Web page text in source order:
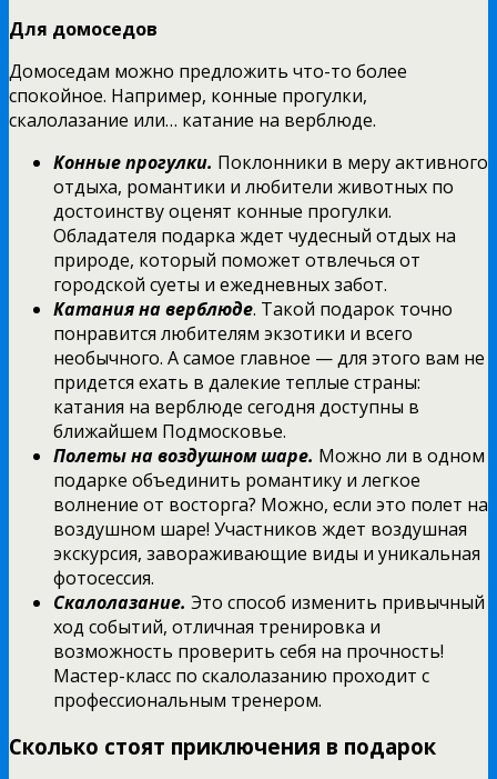
Для домоседов
Домоседам можно предложить что-то более
спокойное. Например, конные прогулки,
скалолазание или… катание на верблюде.
Конные прогулки. Поклонники в меру активного
отдыха, романтики и любители животных по
достоинству оценят конные прогулки.
Обладателя подарка ждет чудесный отдых на
природе, который поможет отвлечься от
городской суеты и ежедневных забот.
Катания на верблюде. Такой подарок точно
понравится любителям экзотики и всего
необычного. А самое главное — для этого вам не
придется ехать в далекие теплые страны:
катания на верблюде сегодня доступны в
ближайшем Подмосковье.
Полеты на воздушном шаре. Можно ли в одном
подарке объединить романтику и легкое
волнение от восторга? Можно, если это полет на
воздушном шаре! Участников ждет воздушная
экскурсия, завораживающие виды и уникальная
фотосессия.
Скалолазание. Это способ изменить привычный
ход событий, отличная тренировка и
возможность проверить себя на прочность!
Мастер-класс по скалолазанию проходит с
профессиональным тренером.
Сколько стоят приключения в подарок